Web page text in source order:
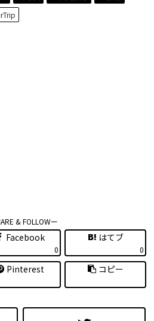
& FOLLOWー
Facebook
0
はてブ
0
Pinterest コピー